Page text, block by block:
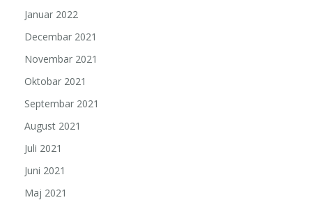
Januar 2022
Decembar 2021
Novembar 2021
Oktobar 2021
Septembar 2021
August 2021
Juli 2021
Juni 2021
Maj 2021